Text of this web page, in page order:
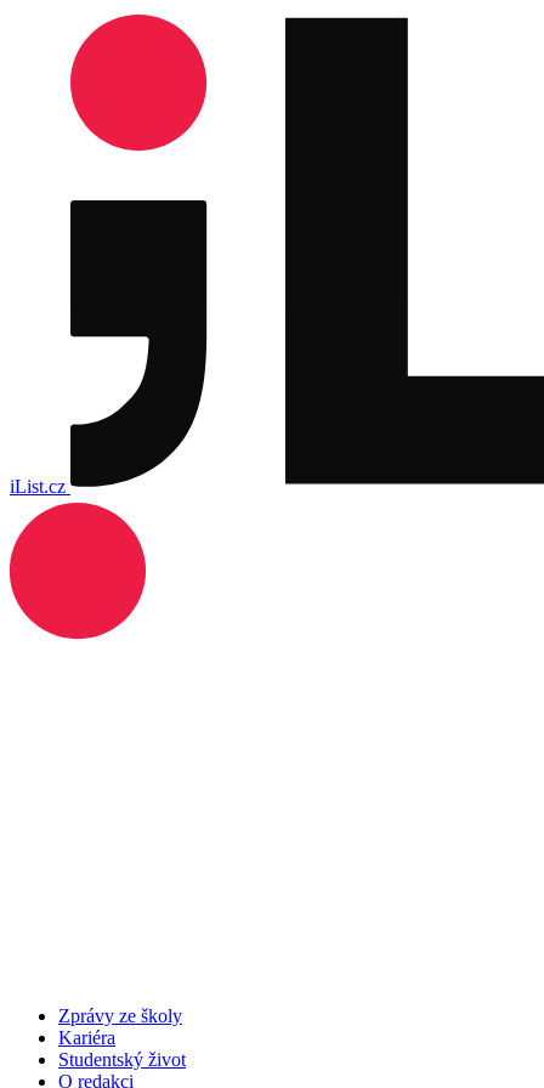
iList.cz
Zprávy ze školy
Kariéra
Studentský život
O redakci